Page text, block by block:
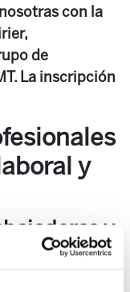
con la
de
La inscripción
y
y
la huelga”